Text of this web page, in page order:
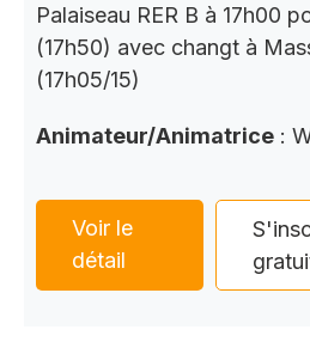
Palaiseau RER B à 17h00
(17h50) avec changt à
(17h05/15)
Animateur/Animatrice :
Voir le
détail